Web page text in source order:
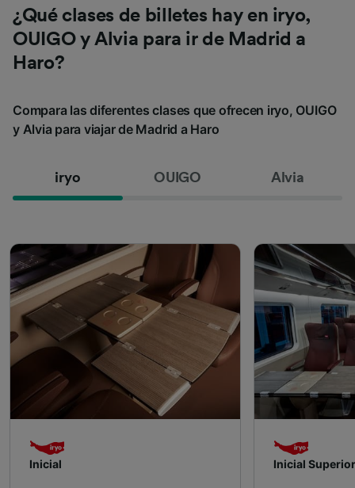
¿Qué clases de billetes hay en iryo,
OUIGO y Alvia para ir de Madrid a
Haro?
Compara las diferentes clases que ofrecen iryo, OUIGO
y Alvia para viajar de Madrid a Haro
iryo OUIGO Alvia
Inicial Inicial Superior